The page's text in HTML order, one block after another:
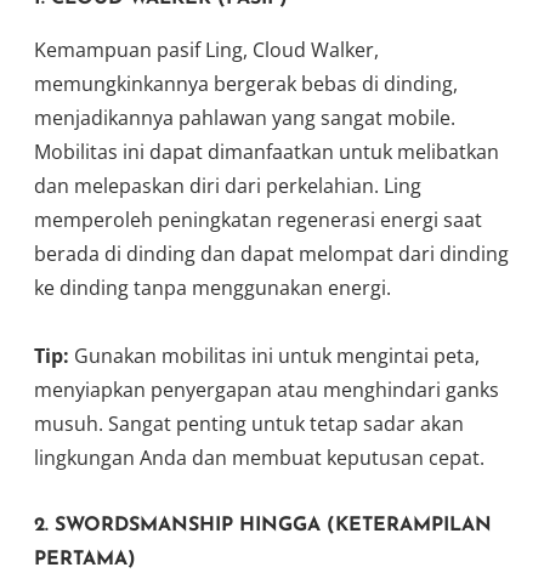
Kemampuan pasif Ling, Cloud Walker,
memungkinkannya bergerak bebas di dinding,
menjadikannya pahlawan yang sangat mobile.
Mobilitas ini dapat dimanfaatkan untuk melibatkan
dan melepaskan diri dari perkelahian. Ling
memperoleh peningkatan regenerasi energi saat
berada di dinding dan dapat melompat dari dinding
ke dinding tanpa menggunakan energi.
Tip: Gunakan mobilitas ini untuk mengintai peta,
menyiapkan penyergapan atau menghindari ganks
musuh. Sangat penting untuk tetap sadar akan
lingkungan Anda dan membuat keputusan cepat.
2. SWORDSMANSHIP HINGGA (KETERAMPILAN
PERTAMA)